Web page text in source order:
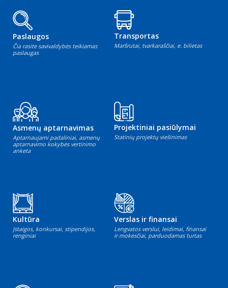
Paslaugos
Čia rasite savivaldybės teikiamas
paslaugas
Transportas
Maršrutai, tvarkaraščiai, e. bilietas
Asmenų aptarnavimas
Aptarnaujami padaliniai, asmenų
aptarnavimo kokybės vertinimo
anketa
Projektiniai pasiūlymai
Statinių projektų viešinimas
Kultūra
Įstaigos, konkursai, stipendijos,
renginiai
Verslas ir finansai
Lengvatos verslui, leidimai, finansai
ir mokesčiai, parduodamas turtas